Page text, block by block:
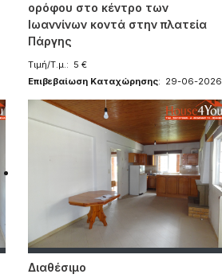
ορόφου στο κέντρο των
Ιωαννίνων κοντά στην πλατεία
Πάργης
Τιμή/Τ.μ.: 5 €
Επιβεβαίωση Καταχώρησης: 29-06-2026
Διαθέσιμο